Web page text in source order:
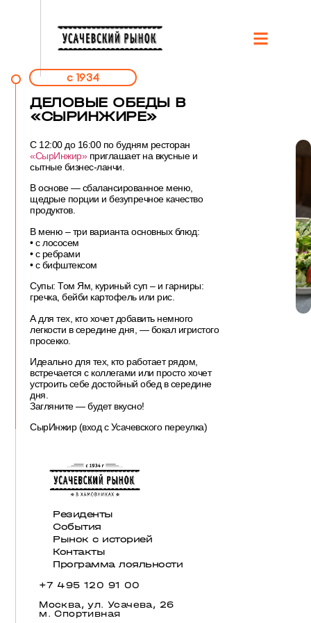
c 1934
ДЕЛОВЫЕ ОБЕДЫ В
«СЫРИНЖИРЕ»
С 12:00 до 16:00 по будням ресторан
«СырИнжир»приглашает на вкусные и
сытные бизнес-ланчи.
В основе — сбалансированное меню,
щедрые порции и безупречное качество
продуктов.
В меню – три варианта основных блюд:
• с лососем
• ⁠с ребрами
• ⁠с бифштексом
Супы: Том Ям, куриный суп – и гарниры:
гречка, бейби картофель или рис.
А для тех, кто хочет добавить немного
легкости в середине дня, — бокал игристого
просекко.
Идеально для тех, кто работает рядом,
встречается с коллегами или просто хочет
устроить себе достойный обед в середине
дня.
Загляните — будет вкусно!
СырИнжир (вход с Усачевского переулка)
Резиденты
События
Рынок с историей
Контакты
Программа лояльности
+7 495 120 91 00
Москва, ул. Усачева, 26
м. Спортивная